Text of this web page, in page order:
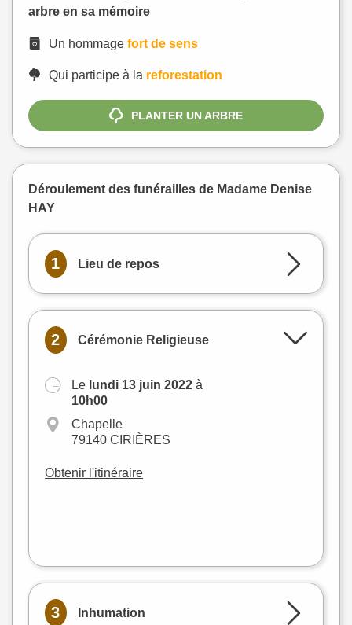
arbre en sa mémoire
Un hommage fort de sens
Qui participe à la reforestation
PLANTER UN ARBRE
Déroulement des funérailles de Madame Denise
HAY
1 Lieu de repos
2 Cérémonie Religieuse
Le lundi 13 juin 2022 à
10h00
Chapelle
79140 CIRIÈRES
Obtenir l'itinéraire
3 Inhumation